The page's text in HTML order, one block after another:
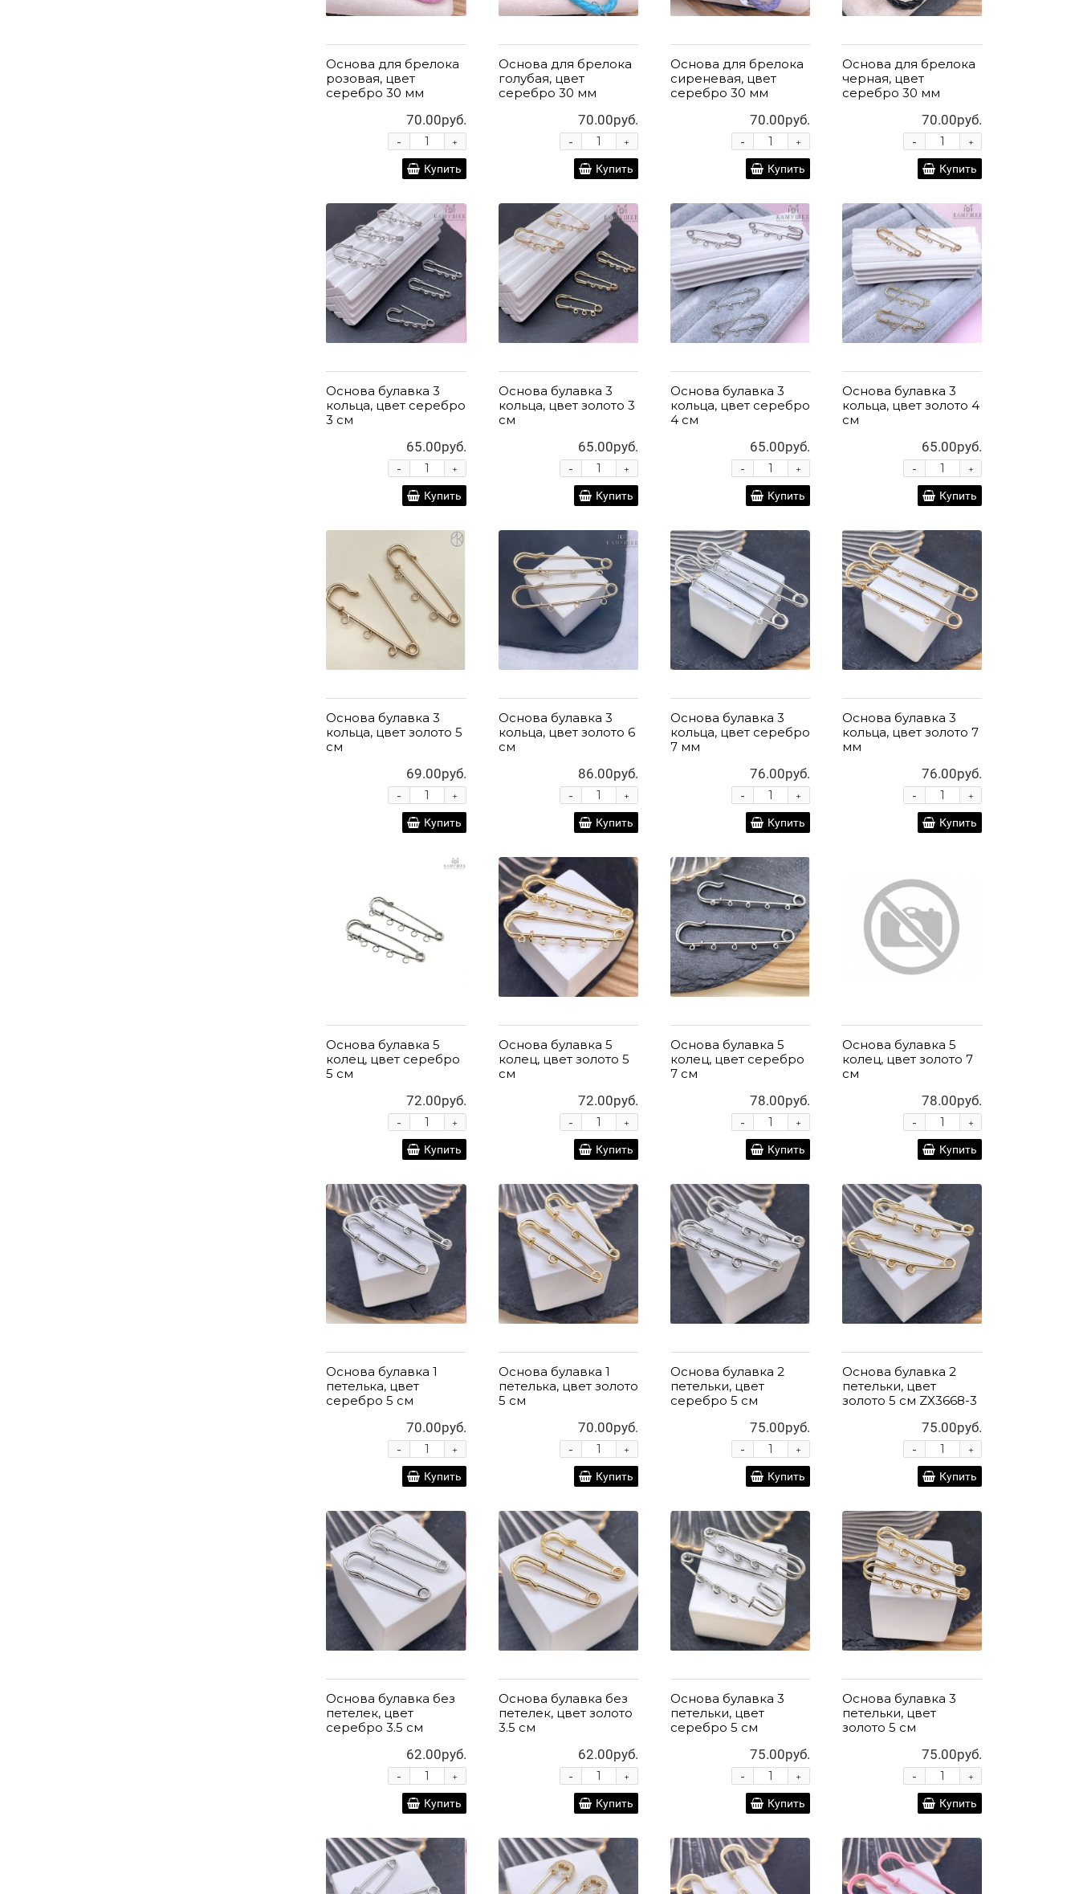
Основа для брелока
розовая, цвет
серебро 30 мм
70.00руб.
+
-
Купить
Основа для брелока
голубая, цвет
серебро 30 мм
70.00руб.
+
-
Купить
Основа для брелока
сиреневая, цвет
серебро 30 мм
70.00руб.
+
-
Купить
Основа для брелока
черная, цвет
серебро 30 мм
70.00руб.
+
-
Купить
Основа булавка 3
кольца, цвет серебро
3 см
65.00руб.
+
-
Купить
Основа булавка 3
кольца, цвет золото 3
см
65.00руб.
+
-
Купить
Основа булавка 3
кольца, цвет серебро
4 см
65.00руб.
+
-
Купить
Основа булавка 3
кольца, цвет золото 4
см
65.00руб.
+
-
Купить
Основа булавка 3
кольца, цвет золото 5
см
69.00руб.
+
-
Купить
Основа булавка 3
кольца, цвет золото 6
см
86.00руб.
+
-
Купить
Основа булавка 3
кольца, цвет серебро
7 мм
76.00руб.
+
-
Купить
Основа булавка 3
кольца, цвет золото 7
мм
76.00руб.
+
-
Купить
Основа булавка 5
колец, цвет серебро
5 см
72.00руб.
+
-
Купить
Основа булавка 5
колец, цвет золото 5
см
72.00руб.
+
-
Купить
Основа булавка 5
колец, цвет серебро
7 см
78.00руб.
+
-
Купить
Основа булавка 5
колец, цвет золото 7
см
78.00руб.
+
-
Купить
Основа булавка 1
петелька, цвет
серебро 5 см
70.00руб.
+
-
Купить
Основа булавка 1
петелька, цвет золото
5 см
70.00руб.
+
-
Купить
Основа булавка 2
петельки, цвет
серебро 5 см
75.00руб.
+
-
Купить
Основа булавка 2
петельки, цвет
золото 5 см ZX3668-3
75.00руб.
+
-
Купить
Основа булавка без
петелек, цвет
серебро 3.5 см
62.00руб.
+
-
Купить
Основа булавка без
петелек, цвет золото
3.5 см
62.00руб.
+
-
Купить
Основа булавка 3
петельки, цвет
серебро 5 см
75.00руб.
+
-
Купить
Основа булавка 3
петельки, цвет
золото 5 см
75.00руб.
+
-
Купить